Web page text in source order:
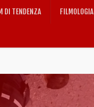
DI TENDENZA FILMOLOGIA